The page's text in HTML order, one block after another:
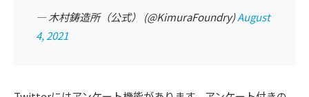
— 木村鋳造所（公式） (@KimuraFoundry)August
4, 2021